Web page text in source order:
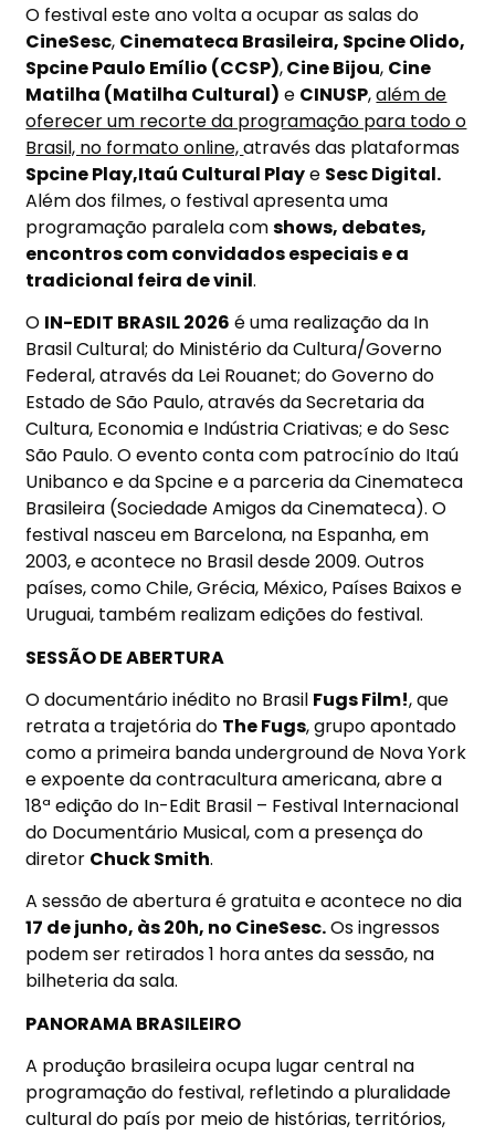
O festival este ano volta a ocupar as salas do
CineSesc, Cinemateca Brasileira, Spcine Olido,
Spcine Paulo Emílio (CCSP),Cine Bijou, Cine
Matilha (Matilha Cultural) e CINUSP,além de
oferecer um recorte da programação para todo o
Brasil, no formato online,através das plataformas
Spcine Play,Itaú Cultural Playe Sesc Digital.
Além dos filmes, o festival apresenta uma
programação paralela comshows, debates,
encontros com convidados especiais e a
tradicional feira de vinil.
O IN-EDIT BRASIL 2026 é uma realização da In
Brasil Cultural; do Ministério da Cultura/Governo
Federal, através da Lei Rouanet; do Governo do
Estado de São Paulo, através da Secretaria da
Cultura, Economia e Indústria Criativas; e do Sesc
São Paulo. O evento conta com patrocínio do Itaú
Unibanco e da Spcine e a parceria da Cinemateca
Brasileira (Sociedade Amigos da Cinemateca). O
festival nasceu em Barcelona, na Espanha, em
2003, e acontece no Brasil desde 2009. Outros
países, como Chile, Grécia, México, Países Baixos e
Uruguai, também realizam edições do festival.
SESSÃO DE ABERTURA
O documentário inédito no Brasil Fugs Film!, que
retrata a trajetória do The Fugs, grupo apontado
como a primeira banda underground de Nova York
e expoente da contracultura americana, abre a
18ª edição do In-Edit Brasil – Festival Internacional
do Documentário Musical, com a presença do
diretor Chuck Smith.
A sessão de abertura é gratuita e acontece no dia
17 de junho, às 20h, no CineSesc.Os ingressos
podem ser retirados 1 hora antes da sessão, na
bilheteria da sala.
PANORAMA BRASILEIRO
A produção brasileira ocupa lugar central na
programação do festival, refletindo a pluralidade
cultural do país por meio de histórias, territórios,